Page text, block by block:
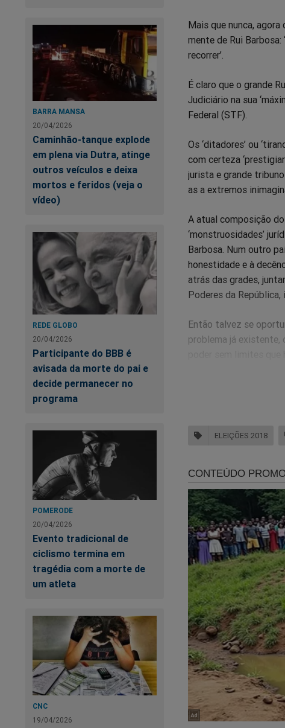
BARRA MANSA
20/04/2026
Caminhão-tanque explode
em plena via Dutra, atinge
outros veículos e deixa
mortos e feridos (veja o
vídeo)
REDE GLOBO
20/04/2026
Participante do BBB é
avisada da morte do pai e
decide permanecer no
programa
POMERODE
20/04/2026
Evento tradicional de
ciclismo termina em
tragédia com a morte de
um atleta
CNC
19/04/2026
no
Facebook
no
Whatsapp
no
Mais que nunca,
mente de Rui
recorrer’.
É claro que o grande
Judiciário na sua
Federal (STF).
Os ‘ditadores’ ou
com certeza
jurista e grande
as a extremos
A atual composição
‘monstruosidades’
Barbosa. Num outro
honestidade e à
atrás das grades,
Poderes da
Então talvez se
problema já
Após os diversos
operações da Polícia,
durante certo tempo.
ou condenavam
Ledo engano, todavia.
‘desmunhecando’
do ‘mecanismo’
também a corrupção
O
conseguiu mostrar as
acolheu a ADI (ação
Geral da República,
Michel Temer, e que
Legislativo, e que
2018 haveria também
Onde estaria,
qualquer motivo
mais, que a
ELEIÇÕES 2018